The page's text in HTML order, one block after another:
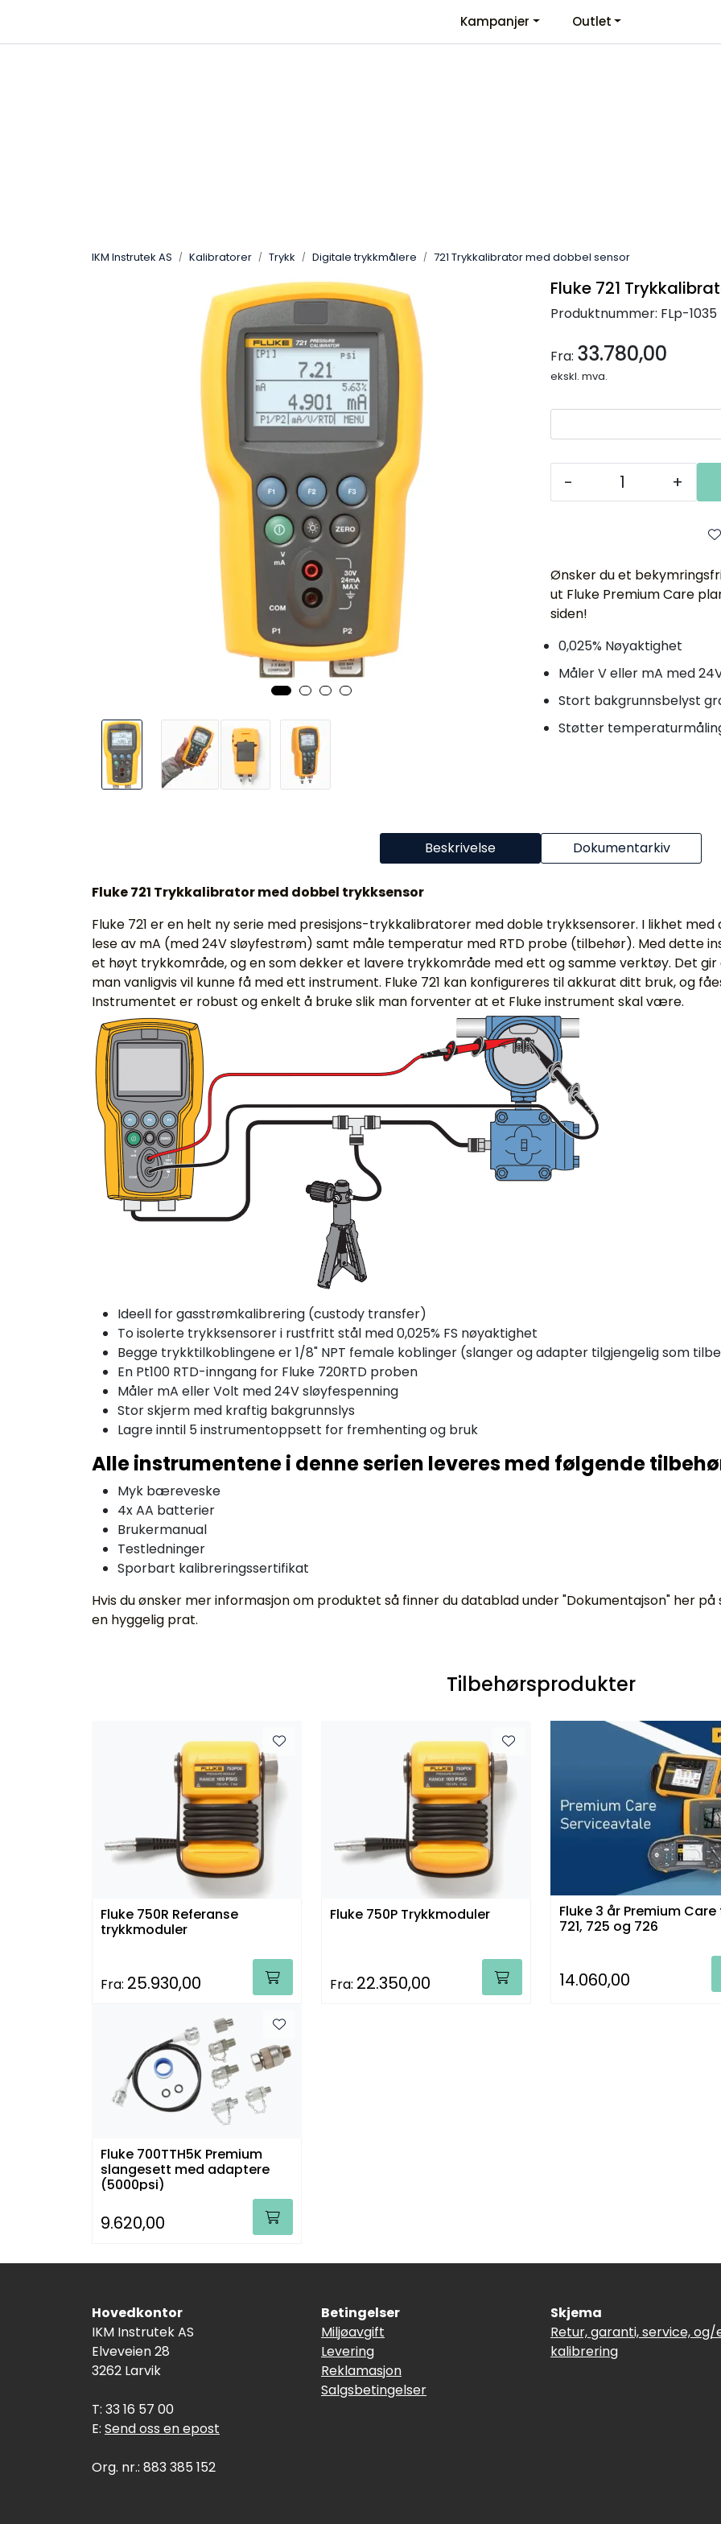
KontaktinformasjonKampanjer Outlet
IKM Instrutek AS Kalibratorer Trykk Digitale trykkmålere 721 Trykkalibrator med dobbel sensor
Fluke 721
Produktnummer: FLp-1035
Fra: 33.780,00
ekskl. mva.
- +
Ønsker du et
ut Fluke Premium Care
siden!
0,025% Nøyaktighet
Måler V eller mA med
Stort bakgrunnsbelyst
Støtter
Beskrivelse Dokumentarkiv
Fluke 721 Trykkalibrator med dobbel trykksensor
Fluke 721 er en helt ny serie med presisjons-trykkalibratorer med doble trykksensorer. I likhet med
lese av mA (med 24V sløyfestrøm) samt måle temperatur med RTD probe (tilbehør). Med dette
et høyt trykkområde, og en som dekker et lavere trykkområde med ett og samme verktøy. Det
man vanligvis vil kunne få med ett instrument. Fluke 721 kan konfigureres til akkurat ditt bruk, og
Instrumentet er robust og enkelt å bruke slik man forventer at et Fluke instrument skal være.
Ideell for gasstrømkalibrering (custody transfer)
To isolerte trykksensorer i rustfritt stål med 0,025% FS nøyaktighet
Begge trykktilkoblingene er 1/8" NPT female koblinger (slanger og adapter tilgjengelig som
En Pt100 RTD-inngang for Fluke 720RTD proben
Måler mA eller Volt med 24V sløyfespenning
Stor skjerm med kraftig bakgrunnslys
Lagre inntil 5 instrumentoppsett for fremhenting og bruk
Alle instrumentene i denne serien leveres med følgende
Myk bæreveske
4x AA batterier
Brukermanual
Testledninger
Sporbart kalibreringssertifikat
Hvis du ønsker mer informasjon om produktet så finner du datablad under "Dokumentajson" her
en hyggelig prat.
Tilbehørsprodukter
Fluke 750R Referanse
trykkmoduler
Fra: 25.930,00
Fluke 750P Trykkmoduler
Fra: 22.350,00
Fluke 3 år Premium Care
721, 725 og 726
14.060,00
Fluke 700TTH5K Premium
slangesett med adaptere
(5000psi)
9.620,00
Hovedkontor
IKM Instrutek AS
Elveveien 28
3262 Larvik
T: 33 16 57 00
E: Send oss en epost
Org. nr.: 883 385 152
Betingelser
Miljøavgift
Levering
Reklamasjon
Salgsbetingelser
Skjema
Retur, garanti, service,
kalibrering